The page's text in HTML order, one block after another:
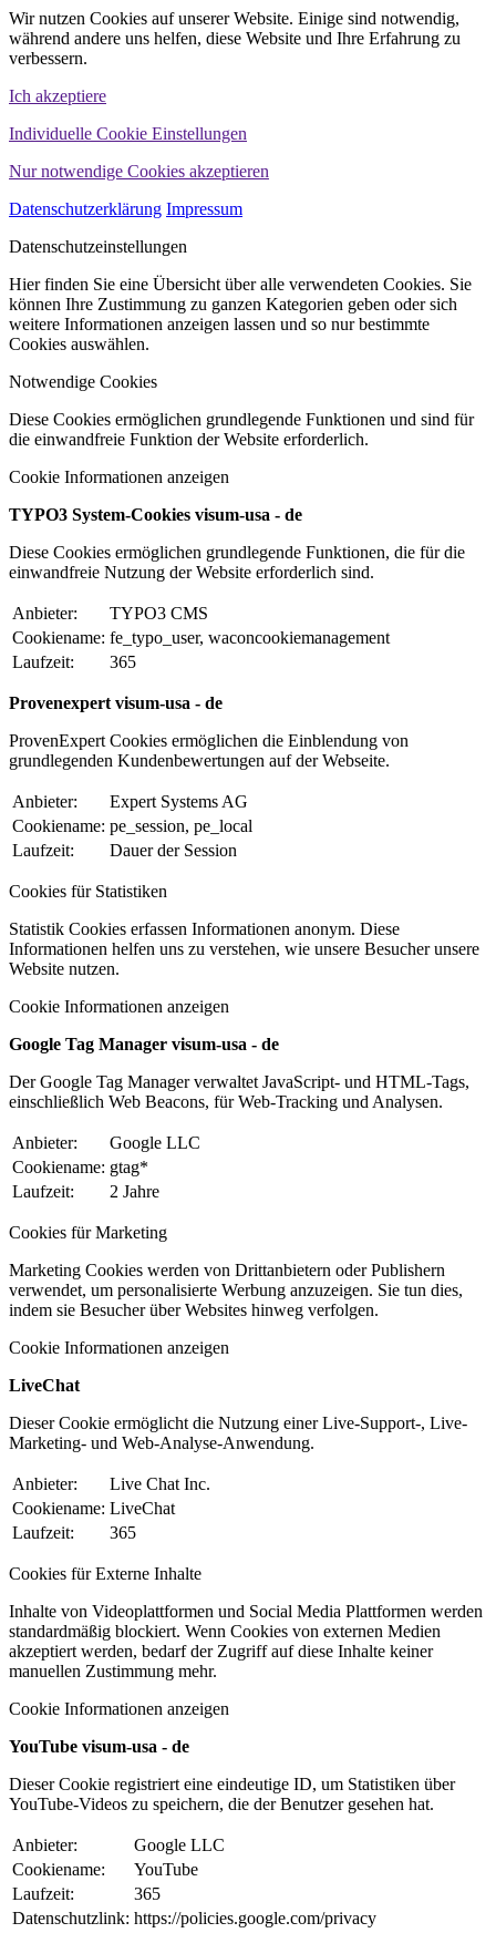
Wir nutzen Cookies auf unserer Website. Einige sind notwendig,
während andere uns helfen, diese Website und Ihre Erfahrung zu
verbessern.
Ich akzeptiere
Individuelle Cookie Einstellungen
Nur notwendige Cookies akzeptieren
Datenschutzerklärung Impressum
Datenschutzeinstellungen
Hier finden Sie eine Übersicht über alle verwendeten Cookies. Sie
können Ihre Zustimmung zu ganzen Kategorien geben oder sich
weitere Informationen anzeigen lassen und so nur bestimmte
Cookies auswählen.
Notwendige Cookies
Diese Cookies ermöglichen grundlegende Funktionen und sind für
die einwandfreie Funktion der Website erforderlich.
Cookie Informationen anzeigen
TYPO3 System-Cookies visum-usa - de
Diese Cookies ermöglichen grundlegende Funktionen, die für die
einwandfreie Nutzung der Website erforderlich sind.
Anbieter:
TYPO3 CMS
Cookiename: fe_typo_user, waconcookiemanagement
Laufzeit:
365
Provenexpert visum-usa - de
ProvenExpert Cookies ermöglichen die Einblendung von
grundlegenden Kundenbewertungen auf der Webseite.
Anbieter:
Expert Systems AG
Cookiename: pe_session, pe_local
Laufzeit:
Dauer der Session
Cookies für Statistiken
Statistik Cookies erfassen Informationen anonym. Diese
Informationen helfen uns zu verstehen, wie unsere Besucher unsere
Website nutzen.
Cookie Informationen anzeigen
Google Tag Manager visum-usa - de
Der Google Tag Manager verwaltet JavaScript- und HTML-Tags,
einschließlich Web Beacons, für Web-Tracking und Analysen.
Anbieter:
Google LLC
Cookiename: gtag*
Laufzeit:
2 Jahre
Cookies für Marketing
Marketing Cookies werden von Drittanbietern oder Publishern
verwendet, um personalisierte Werbung anzuzeigen. Sie tun dies,
indem sie Besucher über Websites hinweg verfolgen.
Cookie Informationen anzeigen
LiveChat
Dieser Cookie ermöglicht die Nutzung einer Live-Support-, Live-
Marketing- und Web-Analyse-Anwendung.
Anbieter:
Live Chat Inc.
Cookiename: LiveChat
Laufzeit:
365
Cookies für Externe Inhalte
Inhalte von Videoplattformen und Social Media Plattformen werden
standardmäßig blockiert. Wenn Cookies von externen Medien
akzeptiert werden, bedarf der Zugriff auf diese Inhalte keiner
manuellen Zustimmung mehr.
Cookie Informationen anzeigen
YouTube visum-usa - de
Dieser Cookie registriert eine eindeutige ID, um Statistiken über
YouTube-Videos zu speichern, die der Benutzer gesehen hat.
Anbieter:
Google LLC
Cookiename:
YouTube
Laufzeit:
365
Datenschutzlink: https://policies.google.com/privacy